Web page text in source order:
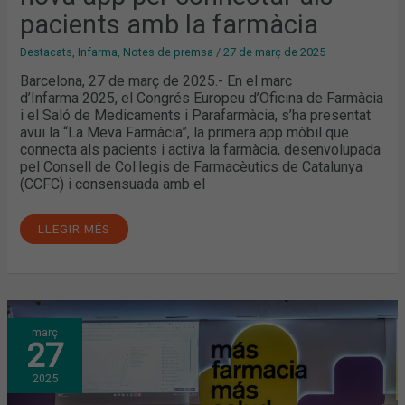
pacients amb la farmàcia
Destacats, Infarma, Notes de premsa /27 de març de 2025
Barcelona, 27 de març de 2025.- En el marc
d’Infarma 2025, el Congrés Europeu d’Oficina de Farmàcia
i el Saló de Medicaments i Parafarmàcia, s’ha presentat
avui la “La Meva Farmàcia”, la primera app mòbil que
connecta als pacients i activa la farmàcia, desenvolupada
pel Consell de Col·legis de Farmacèutics de Catalunya
(CCFC) i consensuada amb el
LLEGIR MÉS
març
27
2025
ÁLEX
RAYÓN:
“ENS
COMPAREM
TOTA
L’ESTONA
AMB